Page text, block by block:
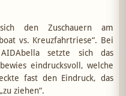
den Zuschauern am
vs. Kreuzfahrtriese“. Bei
setzte sich das
eindrucksvoll, welche
fast den Eindruck, das
ziehen“.